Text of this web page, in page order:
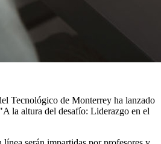
Tecnológico de Monterrey ha lanzado
"A la altura del desafío: Liderazgo en el